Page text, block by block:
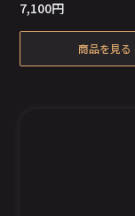
7,100円
商品を見る